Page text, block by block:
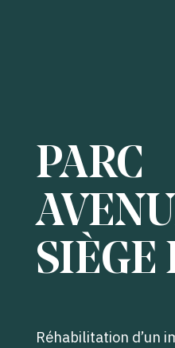
PARC
SIÈGE
Réhabilitation d’un